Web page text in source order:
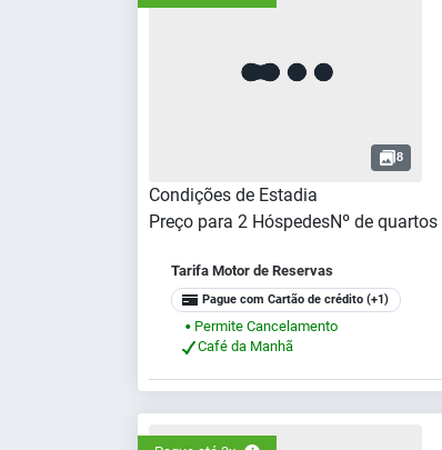
8
Condições de Estadia
Preço para 2 HóspedesNº de quartos
Tarifa Motor de Reservas
Pague com Cartão de crédito (+1)
⬤
Permite Cancelamento
Café da Manhã